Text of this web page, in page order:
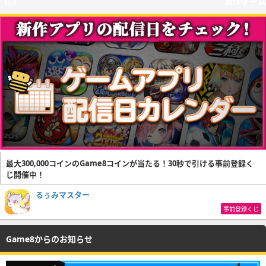
最大300,000コインのGame8コインが当たる！30秒で引ける事前登録く
じ開催中！
るぅみマスター
事前登録くじ
Game8からのお知らせ